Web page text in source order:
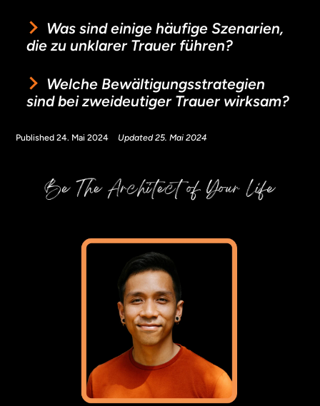
Was sind einige häufige Szenarien,
die zu unklarer Trauer führen?
Welche Bewältigungsstrategien
sind bei zweideutiger Trauer wirksam?
Published 24. Mai 2024 Updated 25. Mai 2024